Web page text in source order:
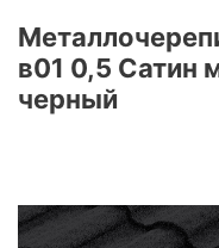
в01 0,5 Сатин
черный